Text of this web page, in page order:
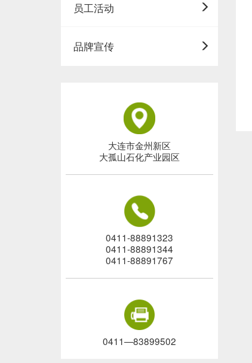
员工活动
品牌宣传
大连市金州新区
大孤山石化产业园区
0411-88891323
0411-88891344
0411-88891767
0411—83899502